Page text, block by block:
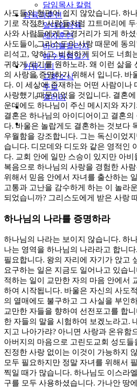
담임목사 칼럼
양육과훈련
일대일양육
제자훈련
바이블칼리지
예수동행일기
커뮤니티
교회소식
주보
갤러리
youtube
soundcloud
search
사도들의 형편이 쉽지 않았습니다. 하
기로 작정한 사람들처럼 끄트머리에
사와 사람들에게 구경거리가 되게 하
사도들이 그리스도의 사랑 때문에 동
리석고, 약하고, 비천하게 되어도 너희
귀하게 되기를 원하노라. 왜 이런 삶을
의 사랑을 증명하기 위해서 입니다. 바
다. 이 세상에 존재하는 어떤 사람이나
사랑했기 때문이었을 것입니다. 결혼
운데에도 하나님이 주신 메시지와 자
결혼은 하나님의 아이디어이고 결혼의
다. 바울은 놀랍게도 결혼하는 것보다
우월함을 강조합니다. 그는 독신이었
습니다. 디모데와 디도와 같은 영적인
다. 교회 안에 일만 스승이 있지만 아
복음으로 하나님의 사랑을 경험한 사람
위해서 믿음 안에서 자녀를 출산하는
고통과 고난을 감수하게 하는 이 놀라
되었습니까? 그리스도에게 받은 사랑
하나님의 나라를 증명하라
하나님의 나라는 보이지 않습니다. 하
나는 영역을 하나님의 나라라고 합니다
필요합니다. 왕의 자리에 자기가 앉고
요구하는 일은 지금도 일어나고 있습
적하는 일이 교만한 자의 마음 안에서
하여 시작됩니다. 바울은 자신의 사도
의 열매에도 불구하고 그 사실을 부인
교만한 자들을 향하여 선전포고를 합
한 자들의 말을 시험하여 보겠노라고.
지고 나아가랴? 아니면 사랑과 온유함
아버지의 마음으로 고린도교회 성도들
진정한 사랑 없이는 이것이 가능하지
모두 필요하지만 정말 자녀를 위해서
찍일 때가 많습니다. 하나님도 이스라
구를 모두 사용하셨습니다. 가나안 땅